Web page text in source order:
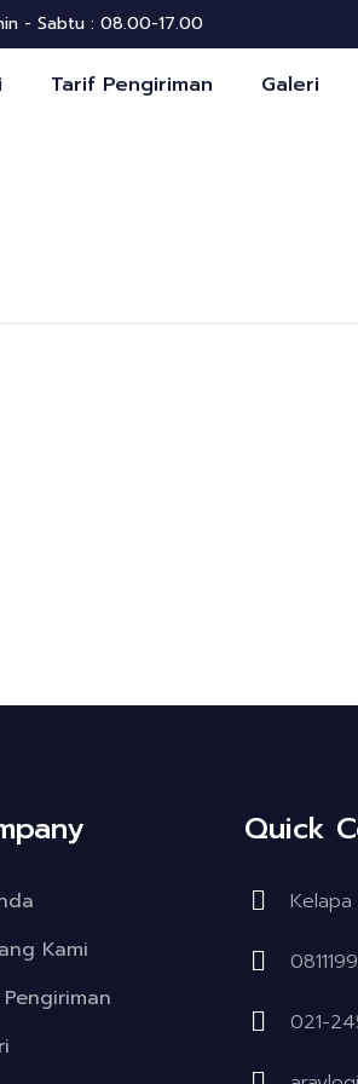
- Sabtu : 08.00-17.00
Tarif Pengiriman Galeri
Kami
Quick
Kelapa
021-